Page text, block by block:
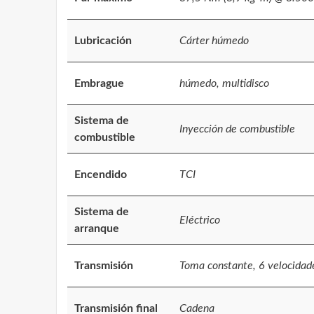
Lubricación Cárter húmedo
Embrague húmedo, multidisco
Sistema de
combustible
Inyección de combustible
Encendido TCI
Sistema de
arranque
Eléctrico
Transmisión Toma constante, 6
Transmisión final Cadena